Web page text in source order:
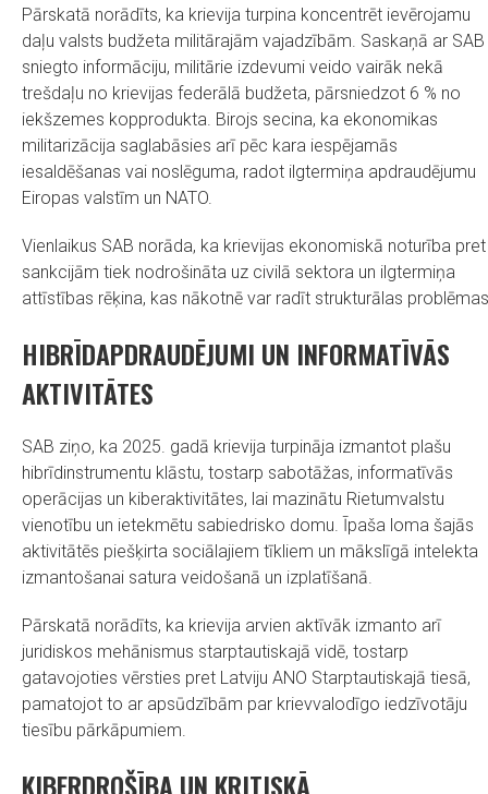
Pārskatā norādīts, ka krievija turpina koncentrēt ievērojamu
daļu valsts budžeta militārajām vajadzībām. Saskaņā ar SAB
sniegto informāciju, militārie izdevumi veido vairāk nekā
trešdaļu no krievijas federālā budžeta, pārsniedzot 6 % no
iekšzemes kopprodukta. Birojs secina, ka ekonomikas
militarizācija saglabāsies arī pēc kara iespējamās
iesaldēšanas vai noslēguma, radot ilgtermiņa apdraudējumu
Eiropas valstīm un NATO.
Vienlaikus SAB norāda, ka krievijas ekonomiskā noturība pret
sankcijām tiek nodrošināta uz civilā sektora un ilgtermiņa
attīstības rēķina, kas nākotnē var radīt strukturālas
HIBRĪDAPDRAUDĒJUMI UN INFORMATĪVĀS
AKTIVITĀTES
SAB ziņo, ka 2025. gadā krievija turpināja izmantot plašu
hibrīdinstrumentu klāstu, tostarp sabotāžas, informatīvās
operācijas un kiberaktivitātes, lai mazinātu Rietumvalstu
vienotību un ietekmētu sabiedrisko domu. Īpaša loma šajās
aktivitātēs piešķirta sociālajiem tīkliem un mākslīgā intelekta
izmantošanai satura veidošanā un izplatīšanā.
Pārskatā norādīts, ka krievija arvien aktīvāk izmanto arī
juridiskos mehānismus starptautiskajā vidē, tostarp
gatavojoties vērsties pret Latviju ANO Starptautiskajā tiesā,
pamatojot to ar apsūdzībām par krievvalodīgo iedzīvotāju
tiesību pārkāpumiem.
KIBERDROŠĪBA UN KRITISKĀ